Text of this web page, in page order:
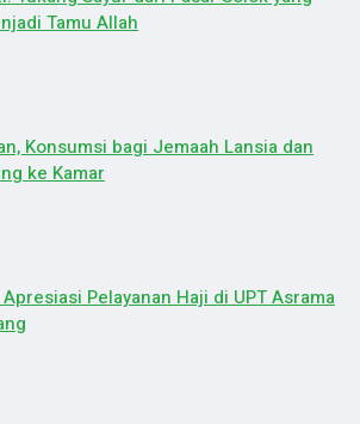
Tamu Allah
Konsumsi bagi Jemaah Lansia dan
ke Kamar
Pelayanan Haji di UPT Asrama